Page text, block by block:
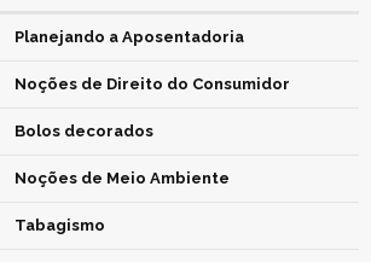
Planejando a Aposentadoria
Noções de Direito do Consumidor
Bolos decorados
Noções de Meio Ambiente
Tabagismo